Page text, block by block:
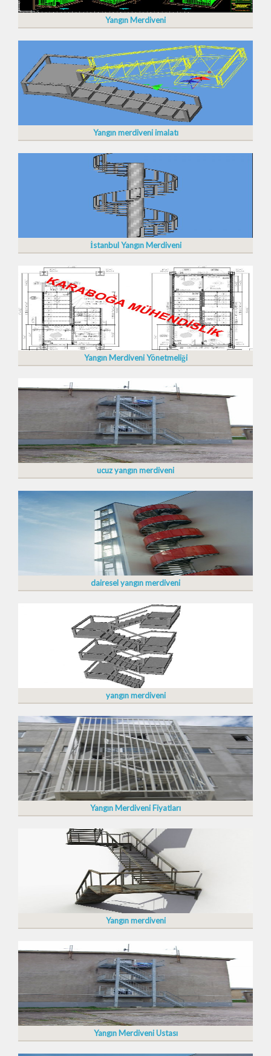
Yangın Merdiveni
Yangın merdiveni imalatı
İstanbul Yangın Merdiveni
Yangın Merdiveni Yönetmeliği
ucuz yangın merdiveni
dairesel yangın merdiveni
yangın merdiveni
Yangın Merdiveni Fiyatları
Yangın merdiveni
Yangın Merdiveni Ustası